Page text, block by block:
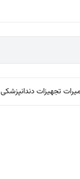
تجهیزات دندانپزشکی